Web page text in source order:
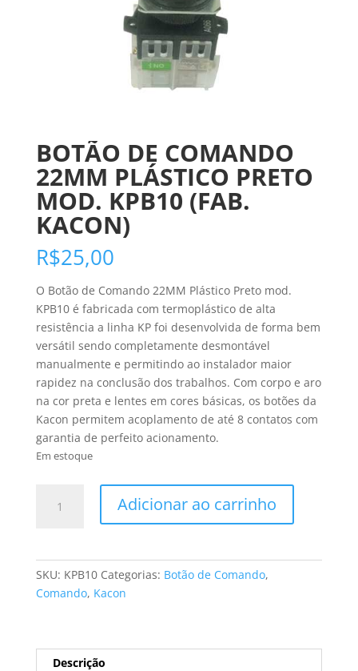
BOTÃO DE COMANDO
22MM PLÁSTICO PRETO
MOD. KPB10 (FAB.
KACON)
R$25,00
O Botão de Comando 22MM Plástico Preto mod.
KPB10 é fabricada com termoplástico de alta
resistência a linha KP foi desenvolvida de forma bem
versátil sendo completamente desmontável
manualmente e permitindo ao instalador maior
rapidez na conclusão dos trabalhos. Com corpo e aro
na cor preta e lentes em cores básicas, os botões da
Kacon permitem acoplamento de até 8 contatos com
garantia de perfeito acionamento.
Em estoque
KACON)
Adicionar ao carrinho
SKU: KPB10 Categorias: Botão de Comando,
Comando, Kacon
Descrição